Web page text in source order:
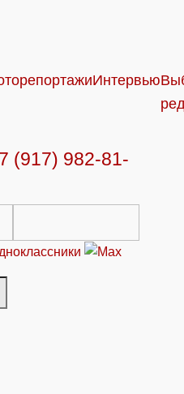
Интервью
(917) 982-81-